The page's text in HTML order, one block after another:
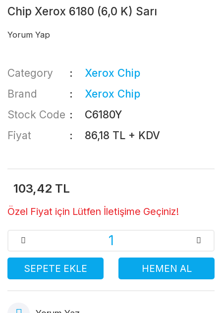
Chip Xerox 6180 (6,0 K) Sarı
Yorum Yap
Category
Xerox Chip
Brand
Xerox Chip
Stock Code
C6180Y
Fiyat
86,18 TL + KDV
103,42 TL
Özel Fiyat için Lütfen İletişime Geçiniz!
SEPETE EKLE HEMEN AL